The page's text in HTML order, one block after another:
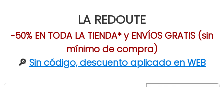
LA REDOUTE
-50% EN TODA LA TIENDA* y ENVÍOS GRATIS (sin
mínimo de compra)
🔎 Sin código, descuento aplicado en WEB